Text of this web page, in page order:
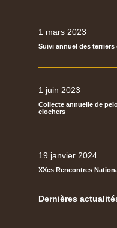
1 mars 2023
Suivi annuel des terriers
1 juin 2023
Collecte annuelle de
clochers
19 janvier 2024
XXes Rencontres
Dernières